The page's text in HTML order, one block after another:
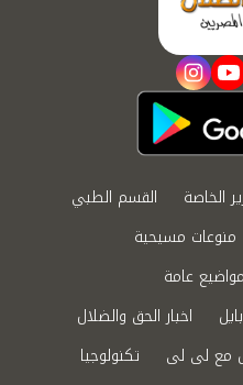
youtube
instagram
الخاصة
القسم الطبي
منوعات مسيحية
مواضيع عامة
اخبار الحق والضلال
مع لى لى
تكنولوجيا